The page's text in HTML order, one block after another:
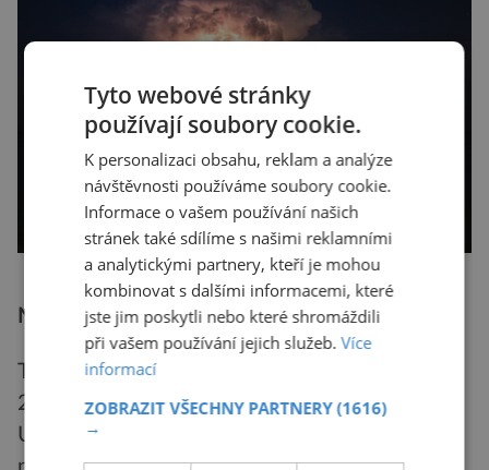
Zdroj: Unsplash, Evg Klimov
Náhoda na videu
Teorii o křemíku potvrdila také událost z roku
2012, kdy se vědcům z Northwest Normal
University v Číně podařilo kulový blesk
Tyto webové stránky
používají soubory cookie.
K personalizaci obsahu, reklam a analýze
návštěvnosti používáme soubory cookie.
Informace o vašem používání našich
stránek také sdílíme s našimi reklamními
a analytickými partnery, kteří je mohou
kombinovat s dalšími informacemi, které
jste jim poskytli nebo které shromáždili
při vašem používání jejich služeb.Více
informací
ZOBRAZIT VŠECHNY PARTNERY(1616)
→